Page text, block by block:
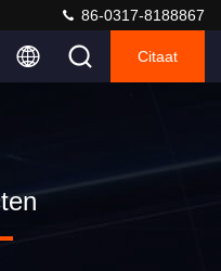
86-0317-8188867
Citaat